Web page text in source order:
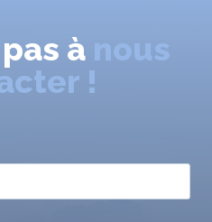
à nous
!